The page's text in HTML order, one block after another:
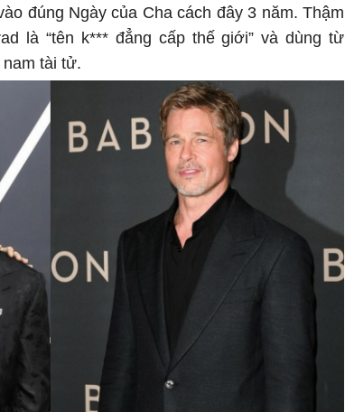
đúng Ngày của Cha cách đây 3 năm. Thậm
là “tên k*** đẳng cấp thế giới” và dùng từ
tài tử.